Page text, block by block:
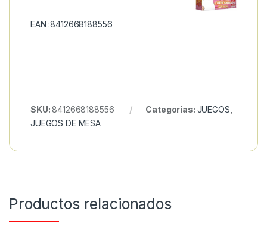
EAN :8412668188556
SKU:8412668188556 Categorías: JUEGOS
JUEGOS DE MESA
Productos relacionados